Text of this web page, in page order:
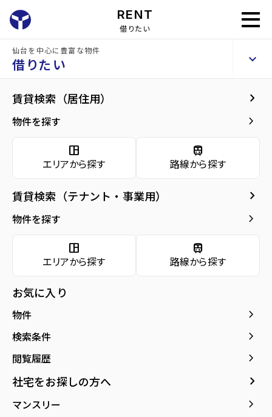
RENT
借りたい
仙台を中心に豊富な物件
借りたい keyboard_arrow_up
賃貸検索（居住用） keyboard_arrow_right
物件を探す keyboard_arrow_right
space_dashboard
エリアから探す
train
路線から探す
賃貸検索（テナント・事業用） keyboard_arrow_right
物件を探す keyboard_arrow_right
space_dashboard
エリアから探す
train
路線から探す
お気に入り
物件 keyboard_arrow_right
検索条件 keyboard_arrow_right
閲覧履歴 keyboard_arrow_right
社宅をお探しの方へ keyboard_arrow_right
マンスリー keyboard_arrow_right
貸事務所 アバンサール泉中央
建物概要
現在募集中の物件arrow_forward
arrow_forward
地図・周辺環境 arrow_forward
アバンサール泉中央
アクセス
所在地 宮城県仙台市泉区泉中央1丁目
詳細情報
物件名